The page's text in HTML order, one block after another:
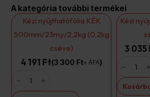
A kategória további termékei
Kézi nyújthatófólia KÉK
500mm/23my/2,2kg (0,2kg
cséve)
4 191 Ft 3 300 Ft+ ÁFA
nyújthatófólia
500mm/23my/2,2kg
Kézi
3 035
nyújtható
500mm
széles/